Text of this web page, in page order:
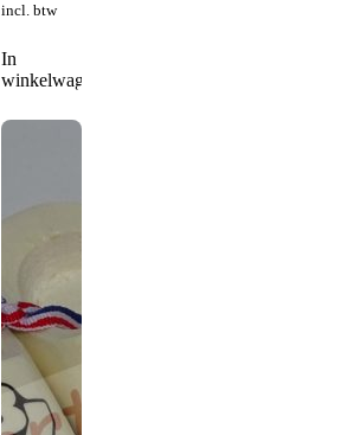
incl. btw
In
winkelwagen